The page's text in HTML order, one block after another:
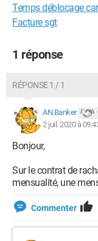
Temps déblocage
Facture sgt
1 réponse
RÉPONSE 1 / 1
AN.Banker
2 juil. 2020 à
Bonjour,
Sur le contrat de
mensualité, une
Commenter